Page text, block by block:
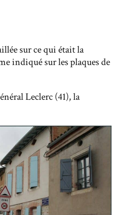
sur ce qui était la
indiqué sur les plaques de
Leclerc (41), la